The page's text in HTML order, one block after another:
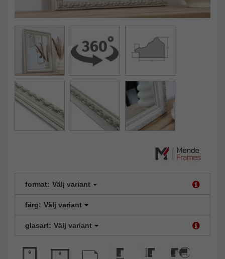
format: Välj variant
färg: Välj variant
glasart: Välj variant